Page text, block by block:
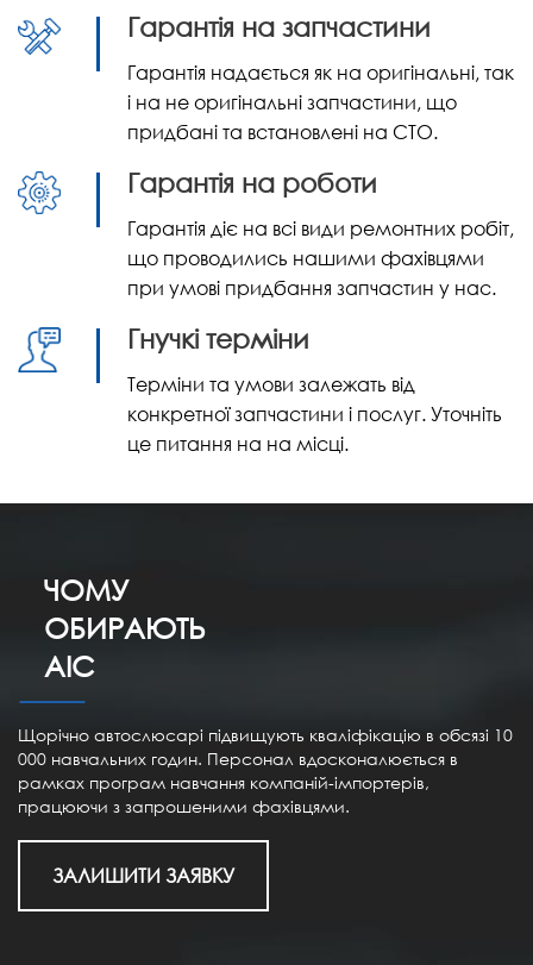
Гарантія на запчастини
Гарантія надається як на оригінальні, так
і на не оригінальні запчастини, що
придбані та встановлені на СТО.
Гарантія на роботи
Гарантія діє на всі види ремонтних робіт,
що проводились нашими фахівцями
при умові придбання запчастин у нас.
Гнучкі терміни
Терміни та умови залежать від
конкретної запчастини і послуг. Уточніть
це питання на на місці.
ЧОМУ
ОБИРАЮТЬ
АІС
Щорічно автослюсарі підвищують кваліфікацію в обсязі 10
000 навчальних годин. Персонал вдосконалюється в
рамках програм навчання компаній-імпортерів,
працюючи з запрошеними фахівцями.
ЗАЛИШИТИ ЗАЯВКУ